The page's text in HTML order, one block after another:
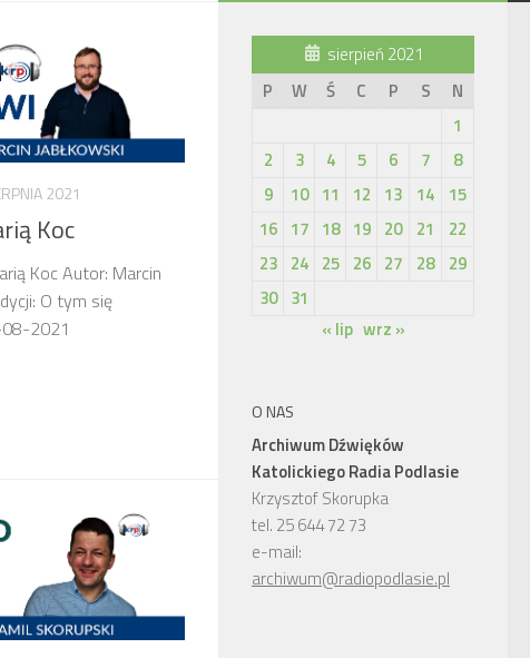
2021
Koc
Koc Autor: Marcin
O tym się
08-2021
sierpień 2021
P
W Ś C P S
N
1
2
3 4 5 6 7
8
9
10 11 12 13 14
15
16 17 18 19 20 21
22
23 24 25 26 27 28
29
30 31
« lip wrz »
O NAS
Archiwum Dźwięków
Katolickiego Radia Podlasie
Krzysztof Skorupka
tel. 25 644 72 73
e-mail:
archiwum@radiopodlasie.pl